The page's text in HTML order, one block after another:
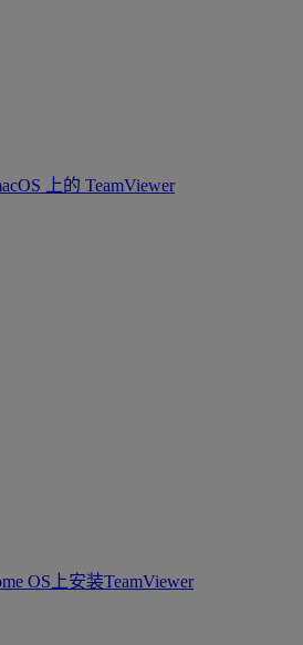
上的 TeamViewer
OS上安装TeamViewer